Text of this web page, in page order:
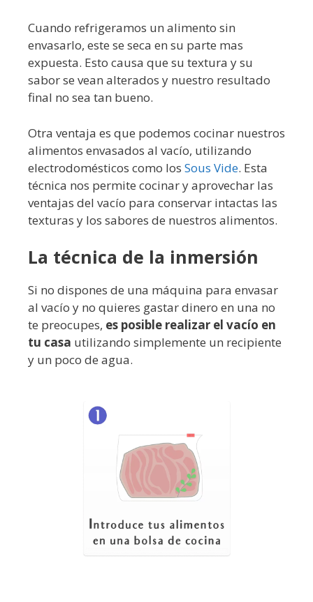
Cuando refrigeramos un alimento sin
envasarlo, este se seca en su parte mas
expuesta. Esto causa que su textura y su
sabor se vean alterados y nuestro resultado
final no sea tan bueno.
Otra ventaja es que podemos cocinar nuestros
alimentos envasados al vacío, utilizando
electrodomésticos como los Sous Vide. Esta
técnica nos permite cocinar y aprovechar las
ventajas del vacío para conservar intactas las
texturas y los sabores de nuestros alimentos.
La técnica de la inmersión
Si no dispones de una máquina para envasar
al vacío y no quieres gastar dinero en una no
te preocupes, es posible realizar el vacío en
tu casa utilizando simplemente un recipiente
y un poco de agua.